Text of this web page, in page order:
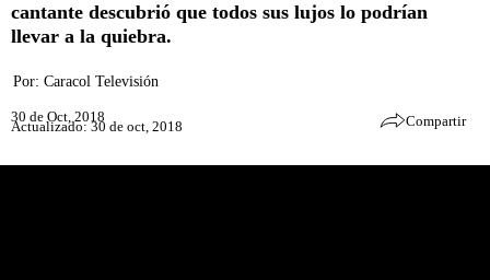
cantante descubrió que todos sus lujos lo podrían
llevar a la quiebra.
Por: Caracol Televisión
30 de Oct, 2018
Actualizado: 30 de oct, 2018 Compartir